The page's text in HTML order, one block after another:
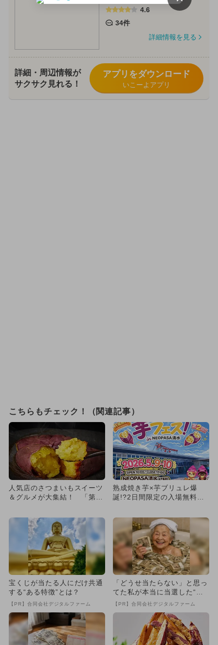
4.6
34件
詳細情報を見る
詳細・周辺情報が
サクサク見れる！
アプリをダウンロード
いこーよアプリ
こちらもチェック！（関連記事）
人気店のさつまいもスイーツ
＆グルメが大集結！ 「第4
熟成焼き芋×芋ブリュレ爆
誕!?2日間限定の入場無料
宝くじが当たる人にだけ共通
する“ある特徴”とは？
【PR】合同会社デジタルファーム
「どうせ当たらない」と思っ
てた私が本当に当選した“買
い方”がこれ
【PR】合同会社デジタルファーム